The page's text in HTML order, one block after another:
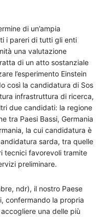
di un’ampia
i pareri di tutti gli enti
una valutazione
di un atto sostanziale
l’esperimento Einstein
così la candidatura di Sos
infrastruttura di ricerca,
due candidati: la regione
tra Paesi Bassi, Germania
la cui candidatura è
sarda, tra quelle
tecnici favorevoli tramite
preliminare.
ndr), il nostro Paese
confermando la propria
una delle più